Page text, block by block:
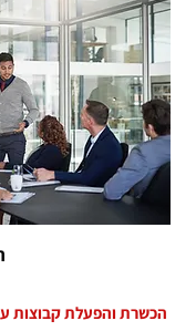
הכשרת והפעלת קבוצות